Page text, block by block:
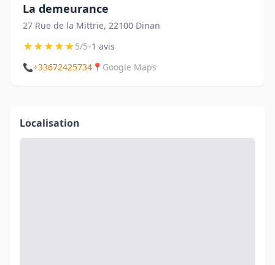
La demeurance
27 Rue de la Mittrie, 22100 Dinan
★★★★★5/5•1 avis
📞+33672425734 📍 Google Maps
Localisation